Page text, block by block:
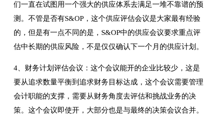
们一直在试图用一个强大的供应体系去满足一堆不靠谱的预
测。不管是否有S&OP，这个供应评估会议是大家最有经验
的，但是有一点不同的是，S&OP中的供应会议要求重点评
估中长期的供应风险，不是仅仅确认下一个月的供应计划。
4、财务计划评估会议：这个会议能开的企业比较少，这是
要从追求数量平衡到追求财务目标达成，这个会议需要管理
会计职能的支撑，需要从财务角度去评估和挑战业务的决
策。这个会议即使开，大部分也是与最终的决策会议合并。